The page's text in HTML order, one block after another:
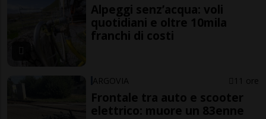
Alpeggi senz’acqua: voli
quotidiani e oltre 10mila
franchi di costi
ARGOVIA 11 ore
Frontale tra auto e scooter
elettrico: muore un 83enne